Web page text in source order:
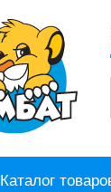
Каталог